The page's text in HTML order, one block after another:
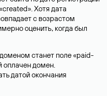
Хотя дата
с возрастом
оценить, когда был
станет поле «paid-
оплачен домен.
датой окончания